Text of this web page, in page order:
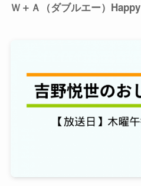
Ｗ＋Ａ（ダブルエー）